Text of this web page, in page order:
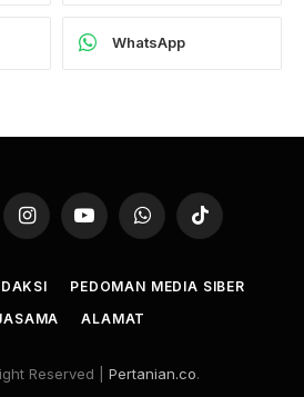
WhatsApp
InstagramYouTubeWhatsAppTikTok
PEDOMAN MEDIA SIBER
ALAMAT
Reserved | Pertanian.co.